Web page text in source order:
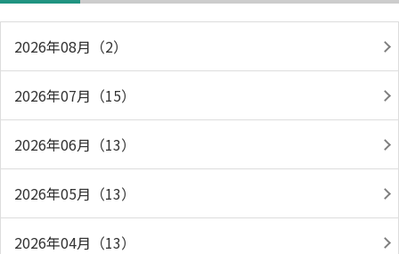
2026年08月（2）
2026年07月（15）
2026年06月（13）
2026年05月（13）
2026年04月（13）